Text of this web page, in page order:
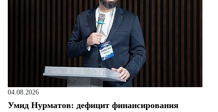
04.08.2026
Умид Нурматов: дефицит финансирования